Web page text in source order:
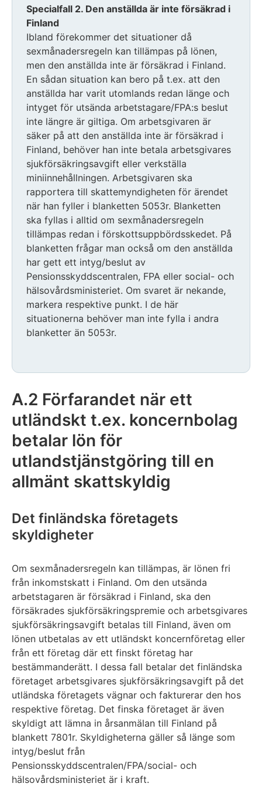
Specialfall 2. Den anställda är inte försäkrad i
Finland
Ibland förekommer det situationer då
sexmånadersregeln kan tillämpas på lönen,
men den anställda inte är försäkrad i Finland.
En sådan situation kan bero på t.ex. att den
anställda har varit utomlands redan länge och
intyget för utsända arbetstagare/FPA:s beslut
inte längre är giltiga. Om arbetsgivaren är
säker på att den anställda inte är försäkrad i
Finland, behöver han inte betala arbetsgivares
sjukförsäkringsavgift eller verkställa
miniinnehållningen. Arbetsgivaren ska
rapportera till skattemyndigheten för ärendet
när han fyller i blanketten 5053r. Blanketten
ska fyllas i alltid om sexmånadersregeln
tillämpas redan i förskottsuppbördsskedet. På
blanketten frågar man också om den anställda
har gett ett intyg/beslut av
Pensionsskyddscentralen, FPA eller social- och
hälsovårdsministeriet. Om svaret är nekande,
markera respektive punkt. I de här
situationerna behöver man inte fylla i andra
blanketter än 5053r.
A.2 Förfarandet när ett
utländskt t.ex. koncernbolag
betalar lön för
utlandstjänstgöring till en
allmänt skattskyldig
Det finländska företagets
skyldigheter
Om sexmånadersregeln kan tillämpas, är lönen fri
från inkomstskatt i Finland. Om den utsända
arbetstagaren är försäkrad i Finland, ska den
försäkrades sjukförsäkringspremie och arbetsgivares
sjukförsäkringsavgift betalas till Finland, även om
lönen utbetalas av ett utländskt koncernföretag eller
från ett företag där ett finskt företag har
bestämmanderätt. I dessa fall betalar det finländska
företaget arbetsgivares sjukförsäkringsavgift på det
utländska företagets vägnar och fakturerar den hos
respektive företag. Det finska företaget är även
skyldigt att lämna in årsanmälan till Finland på
blankett 7801r. Skyldigheterna gäller så länge som
intyg/beslut från
Pensionsskyddscentralen/FPA/social- och
hälsovårdsministeriet är i kraft.